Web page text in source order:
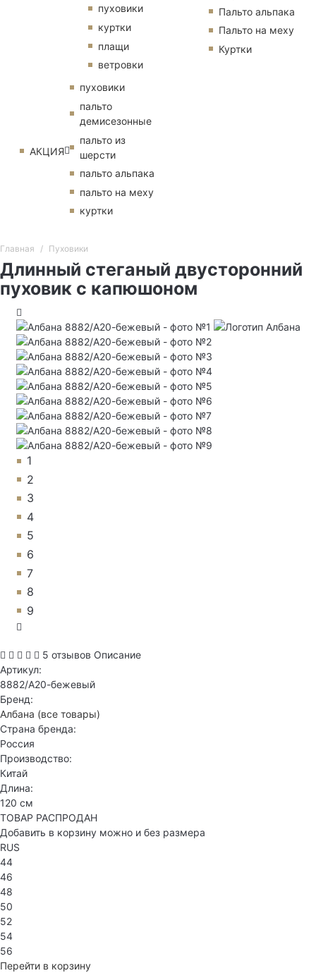
пуховики
куртки
плащи
ветровки
АКЦИЯ
пуховики
пальто
демисезонные
пальто из
шерсти
пальто альпака
пальто на меху
куртки
Пальто альпака
Пальто на меху
Куртки
Главная Пуховики
Длинный стеганый двусторонний
пуховик с капюшоном
1
2
3
4
5
6
7
8
9
5 отзывов Описание
Артикул:
8882/А20-бежевый
Бренд:
Албана (все товары)
Страна бренда:
Россия
Производство:
Китай
Длина:
120 см
ТОВАР РАСПРОДАН
Добавить в корзину можно и без размера
RUS
44
46
48
50
52
54
56
Перейти в корзину